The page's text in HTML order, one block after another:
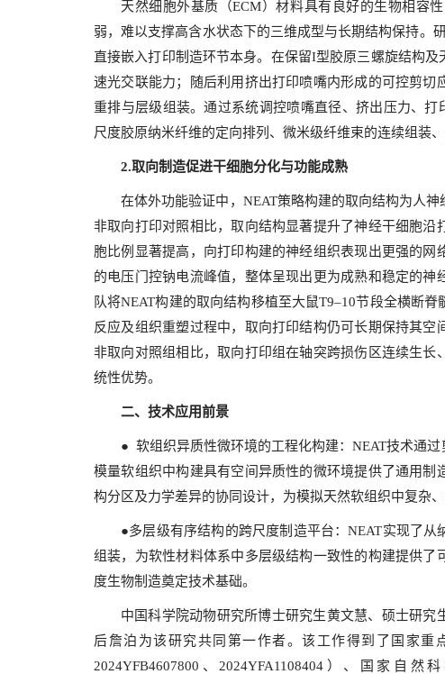
天然细胞外基质（ECM）材料具有良好的生物相容
弱，难以支撑高含水状态下的三维成型与长期结构保持。
直接嵌入打印制造环节本身。在保留I型胶原三螺旋结构
速光交联能力；随后利用挤出打印喷嘴内形成的可控剪
重排与层级组装。通过系统调控喷嘴直径、挤出压力、
尺度胶原纳米纤维的定向排列、微米级纤维束的连续组装
2.取向制造促进干细胞分化与功能成熟
在体外功能验证中，NEAT策略构建的取向结构为人
非取向打印对照相比，取向结构显著提升了神经干细胞
胞比例显著提高，向打印构建的神经组织表现出更强的
的电压门控钠电流峰值，整体呈现出更为成熟和稳定的
队将NEAT构建的取向结构移植至大鼠T9–10节段全横断
反应及组织重塑过程中，取向打印结构仍可长期保持其
非取向对照组相比，取向打印组在轴突跨损伤区连续生
统性优势。
二、技术应用前景
● 软组织异质性微环境的工程化构建：NEAT技术通
模量软组织中构建具有空间异质性的微环境提供了通用
构分区及力学差异的协同设计，为模拟天然软组织中复杂
●多层级有序结构的跨尺度制造平台：NEAT实现了
组装，为软性材料体系中多层级结构一致性的构建提供
度生物制造奠定技术基础。
中国科学院动物研究所博士研究生黄文慧、硕士研
后詹泊为该研究共同第一作者。该工作得到了国家重点
2024YFB4607800、2024YFA1108404）、国家自然